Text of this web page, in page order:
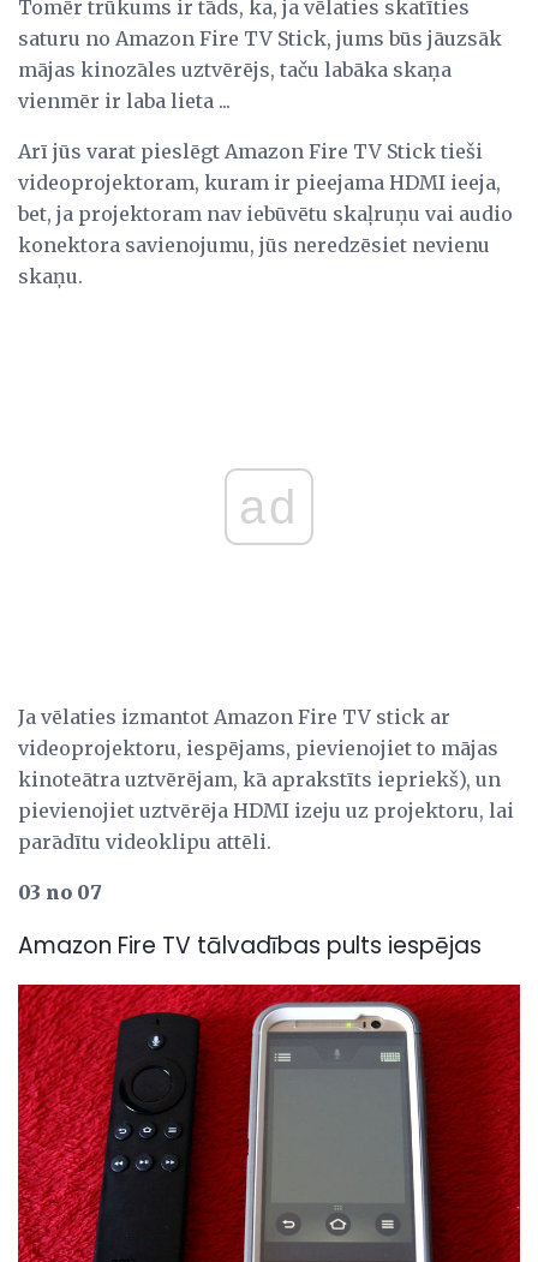
Tomēr trūkums ir tāds, ka, ja vēlaties skatīties
saturu no Amazon Fire TV Stick, jums būs jāuzsāk
mājas kinozāles uztvērējs, taču labāka skaņa
vienmēr ir laba lieta ...
Arī jūs varat pieslēgt Amazon Fire TV Stick tieši
videoprojektoram, kuram ir pieejama HDMI ieeja,
bet, ja projektoram nav iebūvētu skaļruņu vai audio
konektora savienojumu, jūs neredzēsiet nevienu
skaņu.
ad
Ja vēlaties izmantot Amazon Fire TV stick ar
videoprojektoru, iespējams, pievienojiet to mājas
kinoteātra uztvērējam, kā aprakstīts iepriekš), un
pievienojiet uztvērēja HDMI izeju uz projektoru, lai
parādītu videoklipu attēli.
03 no 07
Amazon Fire TV tālvadības pults iespējas